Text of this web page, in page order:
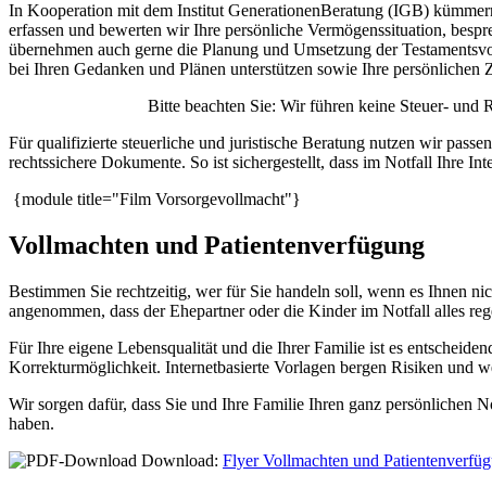
In Kooperation mit dem Institut GenerationenBeratung (IGB)
erfassen und bewerten wir Ihre persönliche Vermögenssituation,
übernehmen auch gerne die Planung und Umsetzung der
bei Ihren Gedanken und Plänen unterstützen sowie Ihre
Bitte beachten Sie: Wir führen keine Steuer- und
Für qualifizierte steuerliche und juristische Beratung nutzen wir
rechtssichere Dokumente. So ist sichergestellt, dass im Notfall Ihre
{module title="Film Vorsorgevollmacht"}
Vollmachten und Patientenverfügung
Bestimmen Sie rechtzeitig, wer für Sie handeln soll, wenn es Ihnen
angenommen, dass der Ehepartner oder die Kinder im Notfall alles
Für Ihre eigene Lebensqualität und die Ihrer Familie ist es
Korrekturmöglichkeit. Internetbasierte Vorlagen bergen Risiken und
Wir sorgen dafür, dass Sie und Ihre Familie Ihren ganz
haben.
Download: Flyer Vollmachten und